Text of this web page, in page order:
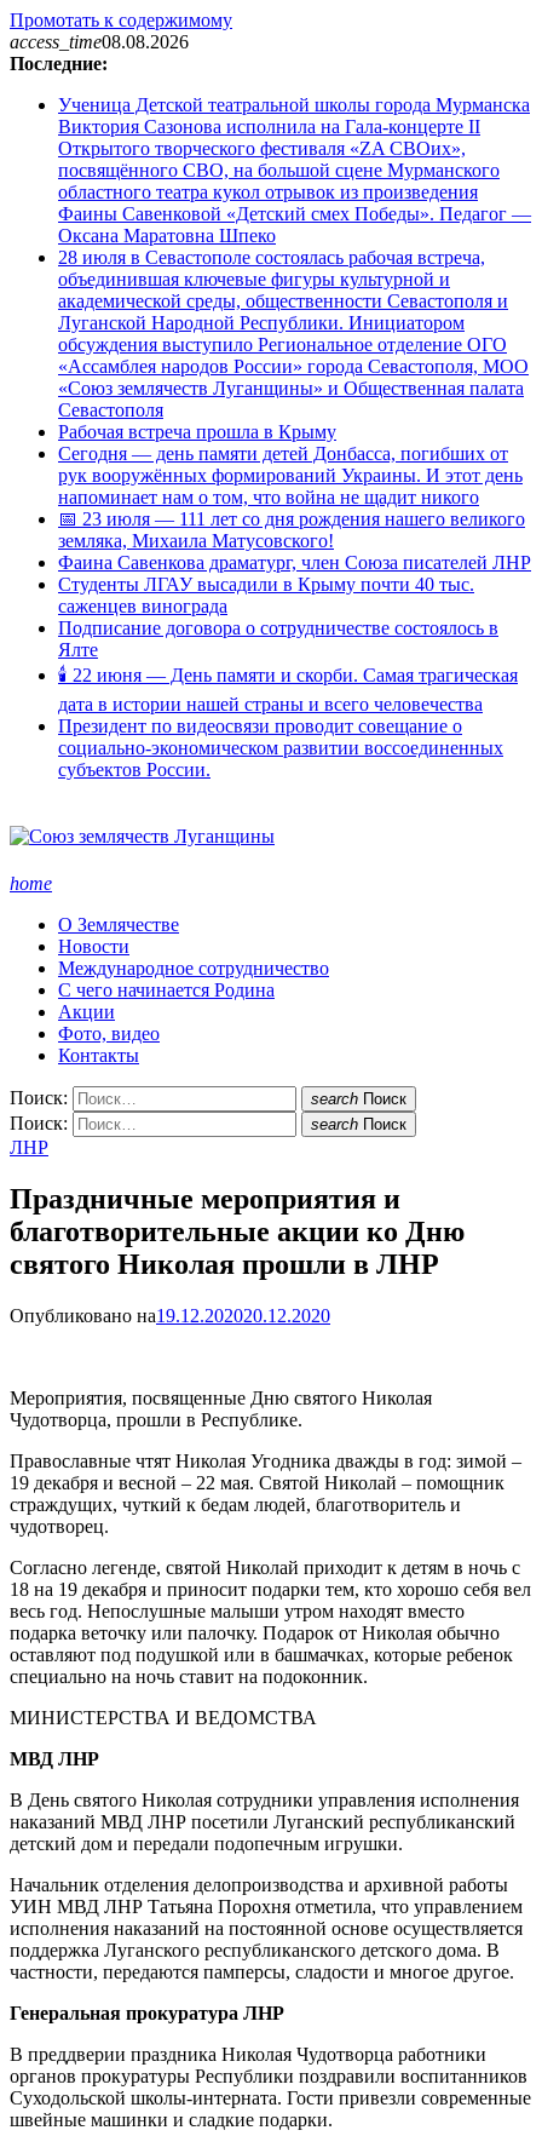
Промотать к содержимому
access_time08.08.2026
Последние:
Ученица Детской театральной школы города Мурманска
Виктория Сазонова исполнила на Гала-концерте II
Открытого творческого фестиваля «ZA СВОих»,
посвящённого СВО, на большой сцене Мурманского
областного театра кукол отрывок из произведения
Фаины Савенковой «Детский смех Победы». Педагог —
Оксана Маратовна Шпеко
28 июля в Севастополе состоялась рабочая встреча,
объединившая ключевые фигуры культурной и
академической среды, общественности Севастополя и
Луганской Народной Республики. Инициатором
обсуждения выступило Региональное отделение ОГО
«Ассамблея народов России» города Севастополя, МОО
«Союз землячеств Луганщины» и Общественная палата
Севастополя
Рабочая встреча прошла в Крыму
Сегодня — день памяти детей Донбасса, погибших от
рук вооружённых формирований Украины. И этот день
напоминает нам о том, что война не щадит никого
📅 23 июля — 111 лет со дня рождения нашего великого
земляка, Михаила Матусовского!
Фаина Савенкова драматург, член Союза писателей ЛНР
Студенты ЛГАУ высадили в Крыму почти 40 тыс.
саженцев винограда
Подписание договора о сотрудничестве состоялось в
Ялте
🕯 22 июня — День памяти и скорби. Самая трагическая
дата в истории нашей страны и всего человечества
Президент по видеосвязи проводит совещание о
социально-экономическом развитии воссоединенных
субъектов России.
home
О Землячестве
Новости
Международное сотрудничество
С чего начинается Родина
Акции
Фото, видео
Контакты
Поиск: search Поиск
Поиск: search Поиск
ЛНР
Праздничные мероприятия и
благотворительные акции ко Дню
святого Николая прошли в ЛНР
Опубликовано на19.12.202020.12.2020
Мероприятия, посвященные Дню святого Николая
Чудотворца, прошли в Республике.
Православные чтят Николая Угодника дважды в год: зимой –
19 декабря и весной – 22 мая. Святой Николай – помощник
страждущих, чуткий к бедам людей, благотворитель и
чудотворец.
Согласно легенде, святой Николай приходит к детям в ночь с
18 на 19 декабря и приносит подарки тем, кто хорошо себя вел
весь год. Непослушные малыши утром находят вместо
подарка веточку или палочку. Подарок от Николая обычно
оставляют под подушкой или в башмачках, которые ребенок
специально на ночь ставит на подоконник.
МИНИСТЕРСТВА И ВЕДОМСТВА
МВД ЛНР
В День святого Николая сотрудники управления исполнения
наказаний МВД ЛНР посетили Луганский республиканский
детский дом и передали подопечным игрушки.
Начальник отделения делопроизводства и архивной работы
УИН МВД ЛНР Татьяна Порохня отметила, что управлением
исполнения наказаний на постоянной основе осуществляется
поддержка Луганского республиканского детского дома. В
частности, передаются памперсы, сладости и многое другое.
Генеральная прокуратура ЛНР
В преддверии праздника Николая Чудотворца работники
органов прокуратуры Республики поздравили воспитанников
Суходольской школы-интерната. Гости привезли современные
швейные машинки и сладкие подарки.